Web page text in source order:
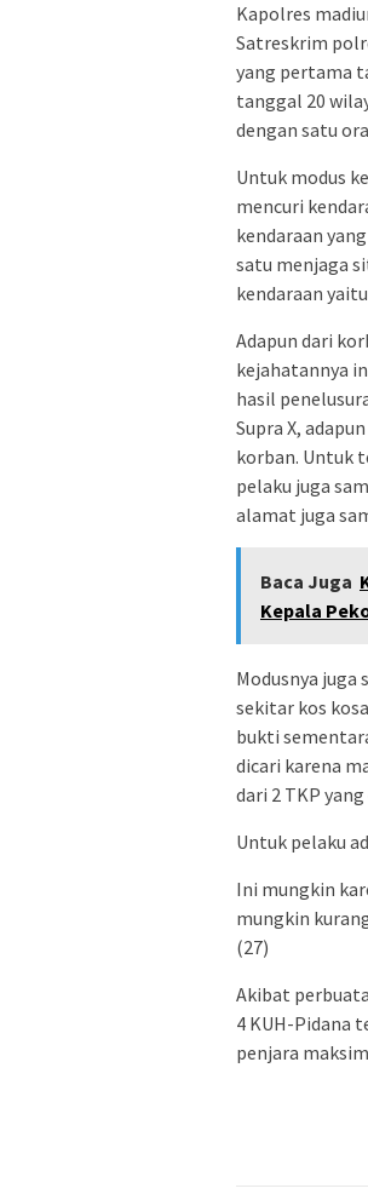
Kapolres
Satreskrim
yang pertama
tanggal 20
dengan satu
Untuk modus
mencuri
kendaraan
satu menjaga
kendaraan
Adapun dari
kejahatannya
hasil
Supra X,
korban. Untuk
pelaku juga
alamat juga
Baca Juga
Kepala
Modusnya juga
sekitar kos
bukti
dicari karena
dari 2 TKP
Untuk pelaku
Ini mungkin
mungkin
(27)
Akibat
4 KUH-Pidana
penjara